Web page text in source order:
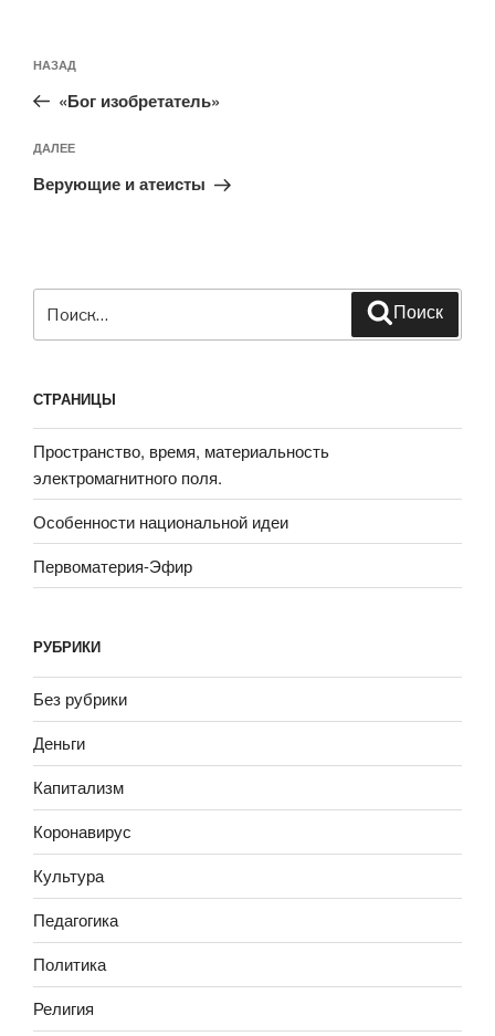
по
записям
Предыдущая
запись:
НАЗАД
«Бог изобретатель»
Следующая
запись
ДАЛЕЕ
Верующие и атеисты
Поиск
СТРАНИЦЫ
Пространство, время, материальность
электромагнитного поля.
Особенности национальной идеи
Первоматерия-Эфир
РУБРИКИ
Без рубрики
Деньги
Капитализм
Коронавирус
Культура
Педагогика
Политика
Религия